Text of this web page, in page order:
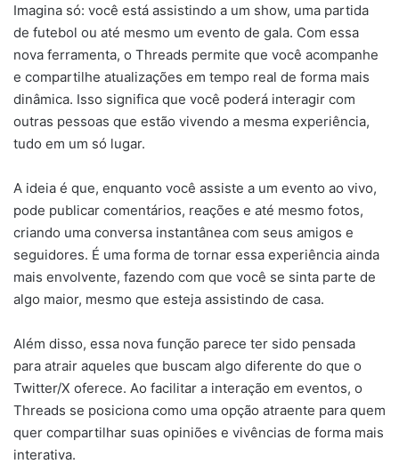
Imagina só: você está assistindo a um show, uma partida
de futebol ou até mesmo um evento de gala. Com essa
nova ferramenta, o Threads permite que você acompanhe
e compartilhe atualizações em tempo real de forma mais
dinâmica. Isso significa que você poderá interagir com
outras pessoas que estão vivendo a mesma experiência,
tudo em um só lugar.
A ideia é que, enquanto você assiste a um evento ao vivo,
pode publicar comentários, reações e até mesmo fotos,
criando uma conversa instantânea com seus amigos e
seguidores. É uma forma de tornar essa experiência ainda
mais envolvente, fazendo com que você se sinta parte de
algo maior, mesmo que esteja assistindo de casa.
Além disso, essa nova função parece ter sido pensada
para atrair aqueles que buscam algo diferente do que o
Twitter/X oferece. Ao facilitar a interação em eventos, o
Threads se posiciona como uma opção atraente para quem
quer compartilhar suas opiniões e vivências de forma mais
interativa.